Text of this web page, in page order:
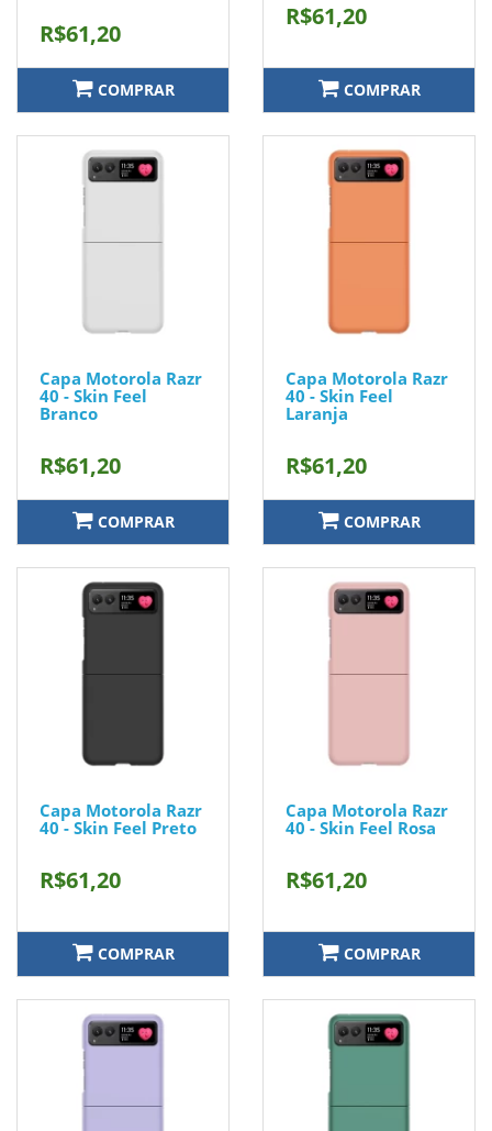
R$61,20
COMPRAR
R$61,20
COMPRAR
Capa Motorola Razr
40 - Skin Feel
Branco
R$61,20
COMPRAR
Capa Motorola Razr
40 - Skin Feel
Laranja
R$61,20
COMPRAR
Capa Motorola Razr
40 - Skin Feel Preto
R$61,20
COMPRAR
Capa Motorola Razr
40 - Skin Feel Rosa
R$61,20
COMPRAR